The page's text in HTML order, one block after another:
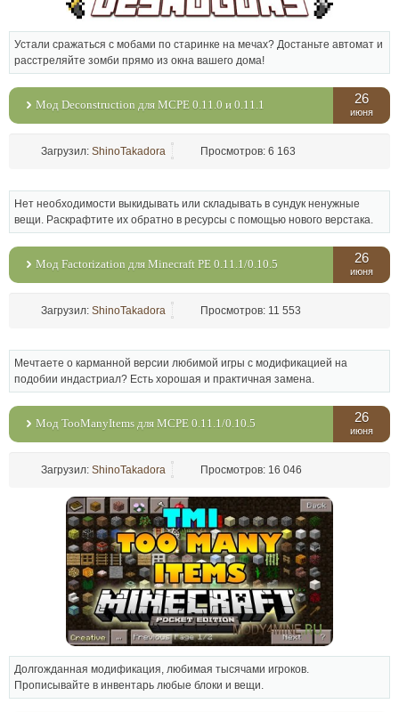
Устали сражаться с мобами по старинке на мечах? Достаньте автомат и
расстреляйте зомби прямо из окна вашего дома!
Мод Deconstruction для MСPE 0.11.0 и 0.11.1 26
июня
Загрузил: ShinoTakadora Просмотров: 6 163
Нет необходимости выкидывать или складывать в сундук ненужные
вещи. Раскрафтите их обратно в ресурсы с помощью нового верстака.
Мод Factorization для Minecraft PE 0.11.1/0.10.5 26
июня
Загрузил: ShinoTakadora Просмотров: 11 553
Мечтаете о карманной версии любимой игры с модификацией на
подобии индастриал? Есть хорошая и практичная замена.
Мод TooManyItems для MСPE 0.11.1/0.10.5 26
июня
Загрузил: ShinoTakadora Просмотров: 16 046
Долгожданная модификация, любимая тысячами игроков.
Прописывайте в инвентарь любые блоки и вещи.